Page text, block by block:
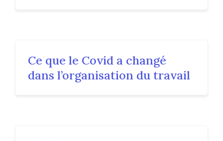
Ce que le Covid a changé
dans l’organisation du travail